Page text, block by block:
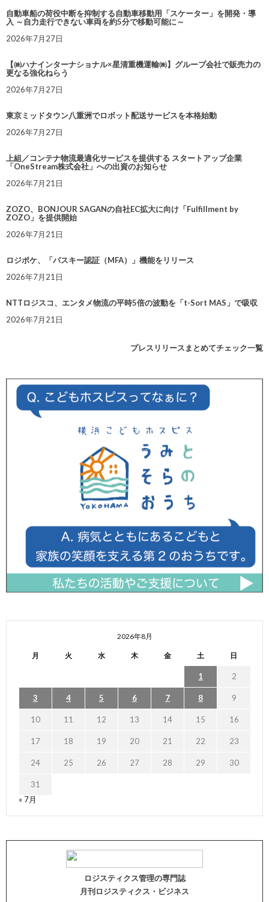
自動車船の荷役中断を抑制する自動車移動用「スケーター」を開発・導
入 ～自力走行できない車両を約5分で移動可能に～
2026年7月27日
【㈱ハナインターナショナル×星清重機運輸㈱】グループ会社で販売力の
更なる強化ねらう
2026年7月27日
東京ミッドタウン八重洲でロボット配送サービスを本格始動
2026年7月27日
上組／コンテナ物流最適化サービスを提供する スタートアップ企業
「OneStream株式会社」への出資のお知らせ
2026年7月21日
ZOZO、BONJOUR SAGANの自社EC拡大に向け「Fulfillment by
ZOZO」を提供開始
2026年7月21日
ロジポケ、「パスキー認証（MFA）」機能をリリース
2026年7月21日
NTTロジスコ、エンタメ物流の平時5倍の波動を「t-Sort MAS」で吸収
2026年7月21日
プレスリリースまとめてチェック一覧
2026年8月
月 火 水 木 金 土 日
1 2
3 4 5 6 7 8 9
10 11 12 13 14 15 16
17 18 19 20 21 22 23
24 25 26 27 28 29 30
31
« 7月
ロジスティクス管理の専門誌
月刊ロジスティクス・ビジネス